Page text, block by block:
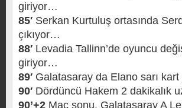
giriyor…
85′ Serkan Kurtuluş ortasında
çıkıyor…
88′ Levadia Tallinn’de oyuncu
giriyor…
89′ Galatasaray da Elano sarı
90′ Dördüncü Hakem 2 dakikalık
90’+2 Maç sonu. Galatasaray A